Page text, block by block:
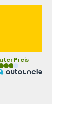
Preis